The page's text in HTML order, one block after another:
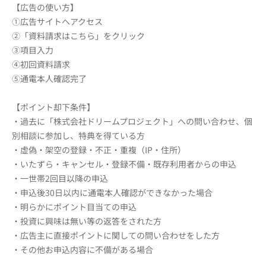
【広告の使い方】
①広告サイトへアクセス
②「資料請求はこちら」をクリック
③項目入力
④初回資料請求
⑤通電本人確認完了
【ポイント却下条件】
・過去に「株式会社ドリームプロジェクト」への問い合わせ、個
別相談に参加し、特典を得ている方
・虚偽・架空の登録・不正・重複（IP・住所）
・いたずら・キャンセル・登録不備・既存利用者からの申込
・一世帯2回目以降の申込
・申込後30日以内に通電本人確認ができなかった場合
・明らかにポイント目当ての申込
・投資に興味は無い等の返答をされた方
・広告主に直接ポイントに関しての問い合わせをした方
・その他お申込内容に不備がある場合